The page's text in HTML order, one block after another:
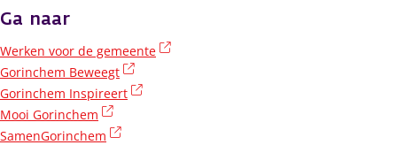
Ga naar
Werken voor de gemeente
Gorinchem Beweegt
Gorinchem Inspireert
Mooi Gorinchem
SamenGorinchem